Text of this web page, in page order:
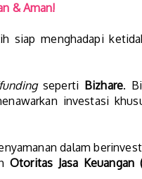
& Aman!
siap menghadapi
seperti Bizhare.
investasi
dalam
Otoritas Jasa Keuangan